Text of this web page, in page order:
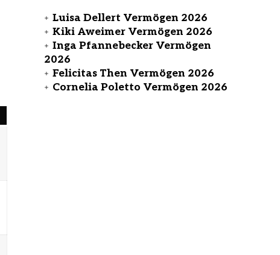
Luisa Dellert Vermögen 2026
Kiki Aweimer Vermögen 2026
Inga Pfannebecker Vermögen
2026
Felicitas Then Vermögen 2026
Cornelia Poletto Vermögen 2026